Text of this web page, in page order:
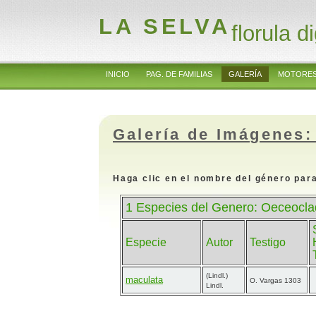
LA SELVAflorula
INICIO PAG. DE FAMILIAS GALERÍA
Galería de
Haga clic en el nombre del género
1 Especies del Genero:
Especie Autor Testigo
maculata
(Lindl.)
Lindl.
O. Vargas 1303